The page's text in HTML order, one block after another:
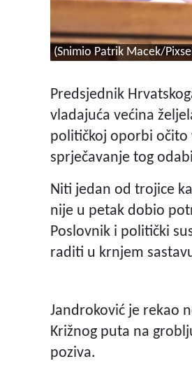
(Snimio Patrik Macek/
Predsjednik
vladajuća većina
političkoj oporbi očito
sprječavanje tog
Niti jedan od trojice
nije u petak dobio
Poslovnik i politički
raditi u krnjem
Jandroković je rekao
Križnog puta na
poziva.